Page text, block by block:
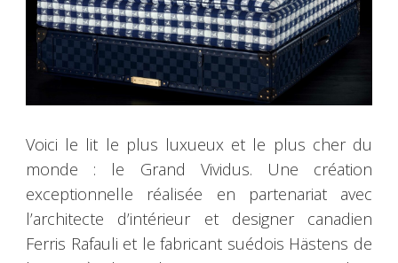
Voici le lit le plus luxueux et le plus cher du
monde : le Grand Vividus. Une création
exceptionnelle réalisée en partenariat avec
l’architecte d’intérieur et designer canadien
Ferris Rafauli et le fabricant suédois Hästens de